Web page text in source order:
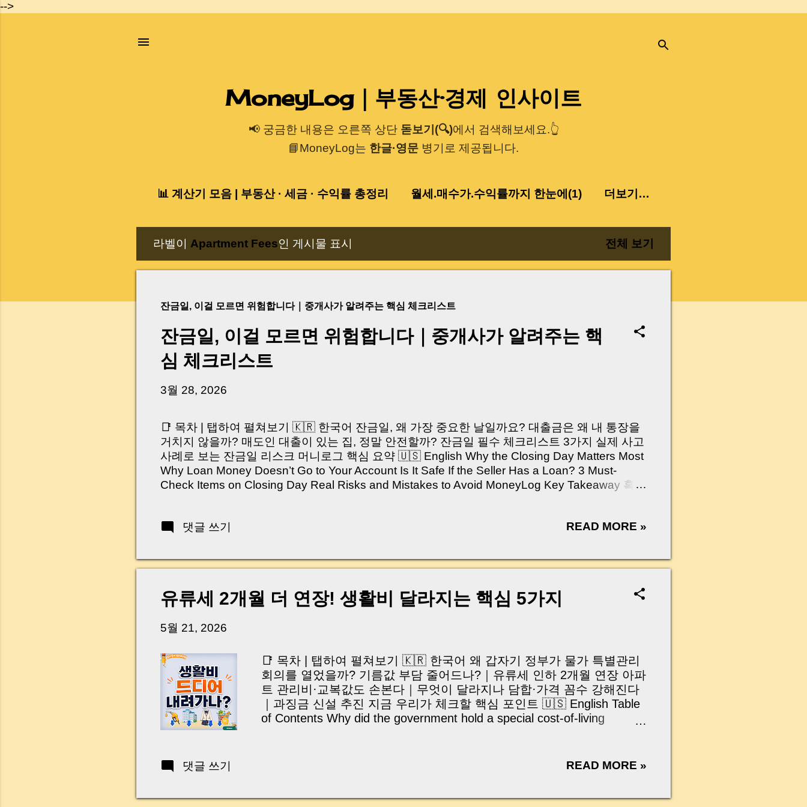
-->
기본 콘텐츠로 건너뛰기
MoneyLog｜부동산·경제 인사이트
📢 궁금한 내용은 오른쪽 상단돋보기(🔍)에서 검색해보세요.👆
📘MoneyLog는 한글·영문 병기로 제공됩니다.
📊 계산기 모음 | 부동산 · 세금 · 수익률 총정리 월세.매수가.수익률까지 한눈에(1) 더보기…
라벨이 Apartment Fees인 게시물 표시 전체 보기
잔금일, 이걸 모르면 위험합니다｜중개사가 알려주는 핵심 체크리스트
잔금일, 이걸 모르면 위험합니다｜중개사가 알려주는 핵
심 체크리스트
3월 28, 2026
📑 목차 | 탭하여 펼쳐보기 🇰🇷 한국어 잔금일, 왜 가장 중요한 날일까요? 대출금은 왜 내 통장을
거치지 않을까? 매도인 대출이 있는 집, 정말 안전할까? 잔금일 필수 체크리스트 3가지 실제 사고
사례로 보는 잔금일 리스크 머니로그 핵심 요약 🇺🇸 English Why the Closing Day Matters Most
Why Loan Money Doesn’t Go to Your Account Is It Safe If the Seller Has a Loan? 3 Must-
Check Items on Closing Day Real Risks and Mistakes to Avoid MoneyLog Key Takeaway 혹시
억 원이 한 번에 움직이는 가장 긴장되는 순간 입니다. 실제로 제가 중개 현장에서 겪었던 일입니
황이 있었습니다. 또 어떤 분은 이렇게 말씀하십니다. “내 대출인데 왜 내 통장으로 안 들어오죠?”
“매도인이 대출 안 갚고 도망가면 어떡하죠?” 이 모든 불안, 사실은 ‘구조’를 몰라서 생기는 걱정입
꼭 준비해야 하는지 중개 실무 기준으로 아주 쉽게 풀어드리겠습니다. 이 글 하나만 제대로 이해
Introduction (Tap to expand) Have you ever thought like this? “Closing day…...
댓글 쓰기 READ MORE »
유류세 2개월 더 연장! 생활비 달라지는 핵심 5가지
5월 21, 2026
📑 목차 | 탭하여 펼쳐보기 🇰🇷 한국어 왜 갑자기 정부가 물가 특별관리
회의를 열었을까? 기름값 부담 줄어드나?｜유류세 인하 2개월 연장 아파
트 관리비·교복값도 손본다｜무엇이 달라지나 담합·가격 꼼수 강해진다
｜과징금 신설 추진 지금 우리가 체크할 핵심 포인트 🇺🇸 English Table
of Contents Why did the government hold a special cost-of-living
Stronger penalties against price manipulation and collusion Key points
댓글 쓰기 READ MORE »